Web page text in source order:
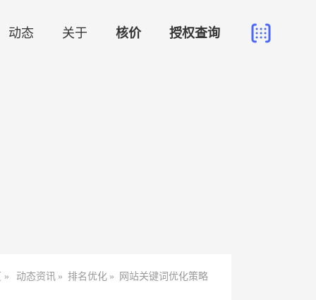
动态 关于 核价 授权查询
» 动态资讯 » 排名优化 » 网站关键词优化策略